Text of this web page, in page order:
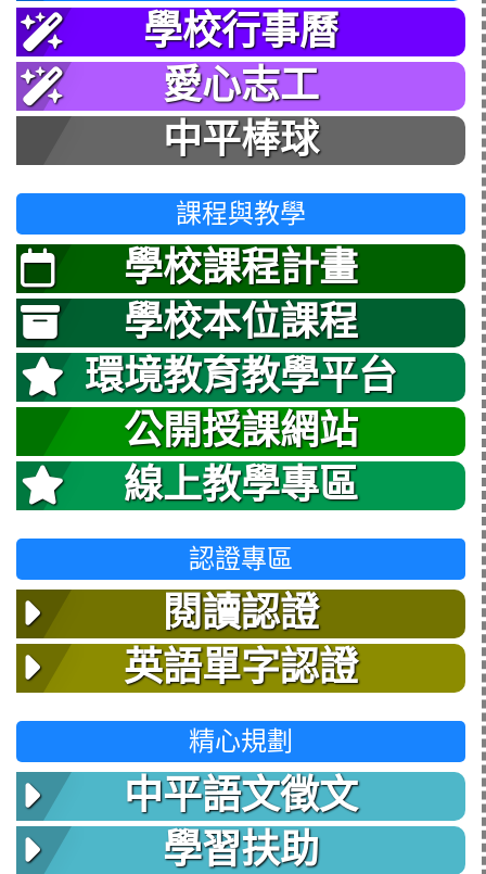
學校行事曆
愛心志工
中平棒球
課程與教學
學校課程計畫
學校本位課程
環境教育教學平台
公開授課網站
線上教學專區
認證專區
閱讀認證
英語單字認證
精心規劃
中平語文徵文
學習扶助